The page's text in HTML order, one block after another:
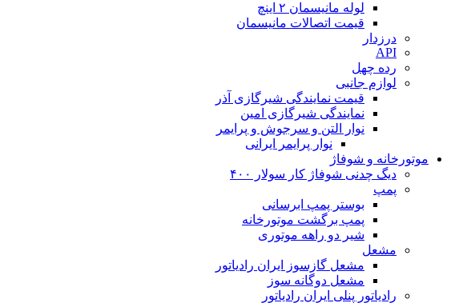
لوله مانیسمان ۲ اینچ
قیمت اتصالات مانیسمان
درزدار
API
رده چهل
لوازم جانبی
قیمت نمایندگی شیرگازی آذر
نمایندگی شیرگازی امین
نوار التن و سرجوش و پرایمر
نوار پرایمر ایرانی
موتورخانه و شوفاژ
دیگ چدنی شوفاژ کار سولار ۴۰۰
پمپ
بوستر پمپ ابرسانی
پمپ برگشت موتورخانه
شیر دو راهه موتوری
مشعل
مشعل گازسوز ایران رادیاتور
مشعل دوگانه سوز
رادیاتور پنلی ایران رادیاتور